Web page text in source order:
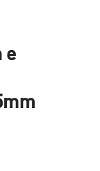
e